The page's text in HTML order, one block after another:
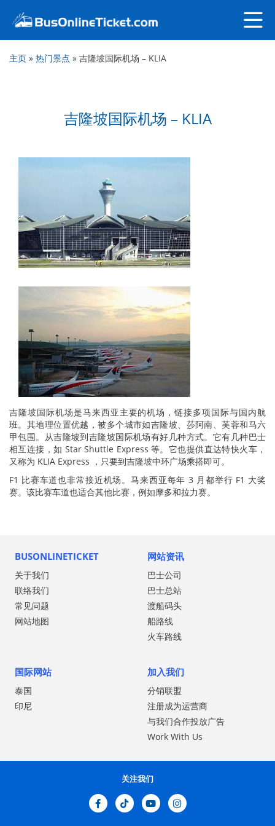
主页 » 热门景点 » 吉隆坡国际机场 – KLIA
吉隆坡国际机场 – KLIA
吉隆坡国际机场是马来西亚主要的机场，链接多项国际与国内航
班。其地理位置优越，被多个城市如吉隆坡、莎阿南、芙蓉和马六
甲包围。从吉隆坡到吉隆坡国际机场有好几种方式。它有几种巴士
相互连接，如 Star Shuttle Express 等。它也提供直达特快火车，
又称为 KLIA Express ，只要到吉隆坡中环广场乘搭即可。
F1 比赛车道也非常接近机场。马来西亚每年 3 月都举行 F1 大奖
赛。该比赛车道也适合其他比赛，例如摩多和拉力赛。
BUSONLINETICKET
关于我们
联络我们
常见问题
网站地图
网站资讯
巴士公司
巴士总站
渡船码头
船路线
火车路线
国际网站
泰国
印尼
加入我们
分销联盟
注册成为运营商
与我们合作投放广告
Work With Us
关注我们